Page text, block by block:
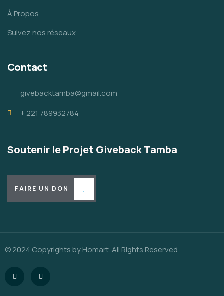
À Propos
Suivez nos réseaux
Contact
givebacktamba@gmail.com
+ 221 789932784
Soutenir le Projet Giveback Tamba
FAIRE UN DON
© 2024 Copyrights by Homart. All Rights Reserved